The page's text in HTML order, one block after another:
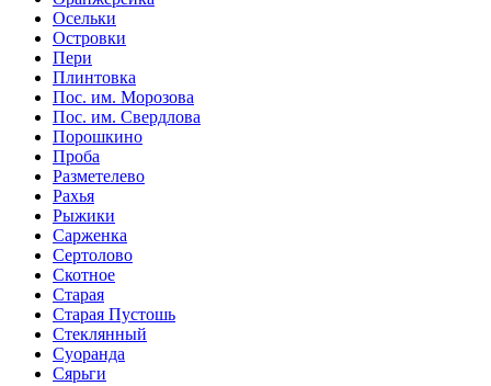
Осельки
Островки
Пери
Плинтовка
Пос. им. Морозова
Пос. им. Свердлова
Порошкино
Проба
Разметелево
Рахья
Рыжики
Сарженка
Сертолово
Скотное
Старая
Старая Пустошь
Стеклянный
Суоранда
Сярьги